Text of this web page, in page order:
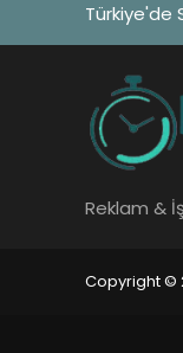
Türkiye'de
Reklam &
Copyright ©